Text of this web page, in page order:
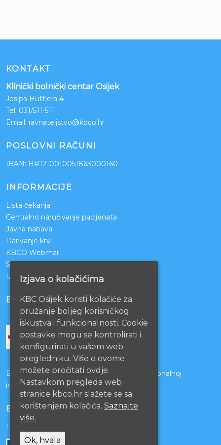
KONTAKT
Klinički bolnički centar Osijek
Josipa Huttlera 4
Tel: 031/511-511
Email: ravnateljstvo@kbco.hr
POSLOVNI RAČUNI
IBAN: HR1210010051863000160
INFORMACIJE
Lista čekanja
Centralno naručivanje pacijenata
Javna nabava
Darivanje krvi
KBCO Webmail
Sestrinstvo KBC Osijek
Izjava o pristupačnosti mrežnih stranica
BOLNICE PARTNERI
Bolnice s kojima je potpisan ugovor o funkcionalnoj
integraciji
EU PROJEKTI
Lista projekata
Izjava o kolačićima
KBC Osijek koristi kolačiće za
pružanje boljeg korisničkog
iskustva i funkcionalnosti. Cookie
postavke mogu se kontrolirati i
konfigurirati u vašem web
pregledniku. Više o ovome
možete pročitati ovdje.
Nastavkom pregleda web
stranice kbco.hr slažete se sa
korištenjem kolačića. Saznajte
više.
Ok, hvala